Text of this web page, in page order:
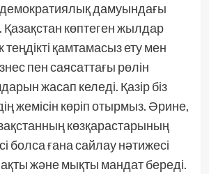
дамуындағы
Қазақстан көптеген жылдар
теңдікті қамтамасыз ету мен
пен саясаттағы рөлін
жасап келеді. Қазір біз
жемісін көріп отырмыз. Әрине,
көзқарастарының
болса ғана сайлау нәтижесі
және мықты мандат береді.